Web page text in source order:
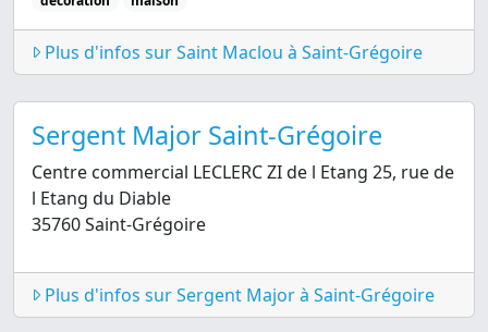
Plus d'infos sur Saint Maclou à Saint-Grégoire
Sergent Major Saint-Grégoire
Centre commercial LECLERC ZI de l Etang 25, rue de
l Etang du Diable
35760 Saint-Grégoire
Plus d'infos sur Sergent Major à Saint-Grégoire